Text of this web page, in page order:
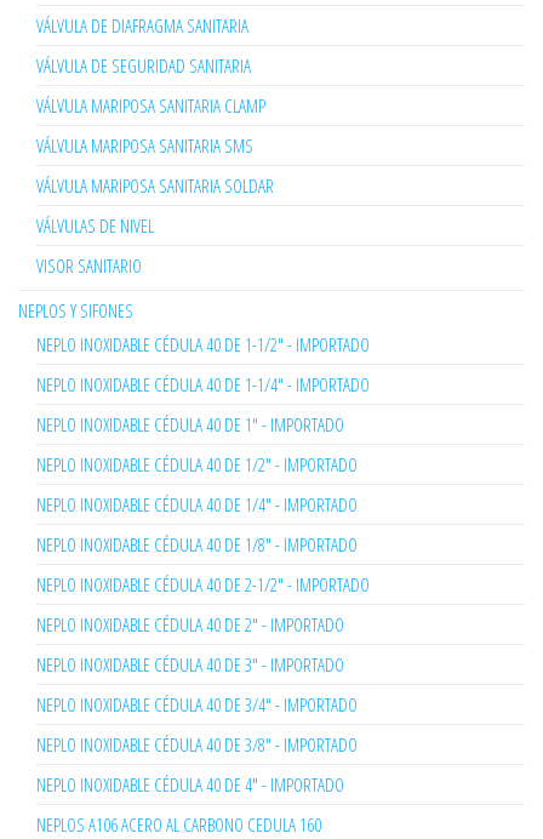
VÁLVULA DE DIAFRAGMA SANITARIA
VÁLVULA DE SEGURIDAD SANITARIA
VÁLVULA MARIPOSA SANITARIA CLAMP
VÁLVULA MARIPOSA SANITARIA SMS
VÁLVULA MARIPOSA SANITARIA SOLDAR
VÁLVULAS DE NIVEL
VISOR SANITARIO
NEPLOS Y SIFONES
NEPLO INOXIDABLE CÉDULA 40 DE 1-1/2" - IMPORTADO
NEPLO INOXIDABLE CÉDULA 40 DE 1-1/4" - IMPORTADO
NEPLO INOXIDABLE CÉDULA 40 DE 1" - IMPORTADO
NEPLO INOXIDABLE CÉDULA 40 DE 1/2" - IMPORTADO
NEPLO INOXIDABLE CÉDULA 40 DE 1/4" - IMPORTADO
NEPLO INOXIDABLE CÉDULA 40 DE 1/8" - IMPORTADO
NEPLO INOXIDABLE CÉDULA 40 DE 2-1/2" - IMPORTADO
NEPLO INOXIDABLE CÉDULA 40 DE 2" - IMPORTADO
NEPLO INOXIDABLE CÉDULA 40 DE 3" - IMPORTADO
NEPLO INOXIDABLE CÉDULA 40 DE 3/4" - IMPORTADO
NEPLO INOXIDABLE CÉDULA 40 DE 3/8" - IMPORTADO
NEPLO INOXIDABLE CÉDULA 40 DE 4" - IMPORTADO
NEPLOS A106 ACERO AL CARBONO CEDULA 160